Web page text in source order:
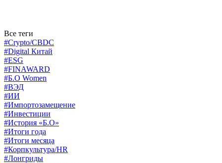
Все теги
#Crypto/CBDC
#Digital Китай
#ESG
#FINAWARD
#Б.О Women
#ВЭД
#ИИ
#Импортозамещение
#Инвестиции
#История «Б.О»
#Итоги года
#Итоги месяца
#Корпкультура/HR
#Лонгриды